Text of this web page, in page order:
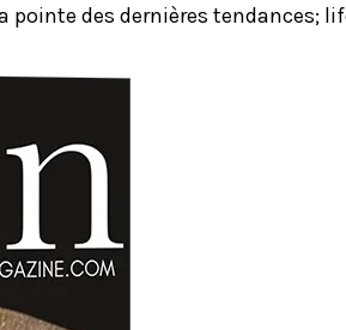
des dernières tendances;